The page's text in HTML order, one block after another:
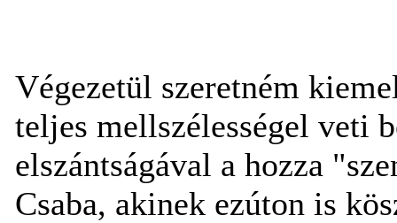
Végezetül szeretném
teljes mellszélességel veti
elszántságával a hozza
Csaba, akinek ezúton is